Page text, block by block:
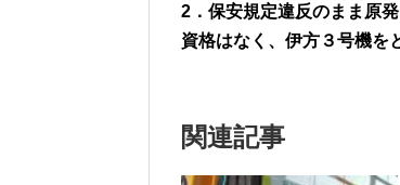
2．保安規定違反のまま原
資格はなく、伊方３号機を
関連記事